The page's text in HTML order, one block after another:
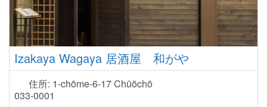
Izakaya Wagaya 居酒屋 和がや
住所: 1-chōme-6-17 Chūōchō
033-0001